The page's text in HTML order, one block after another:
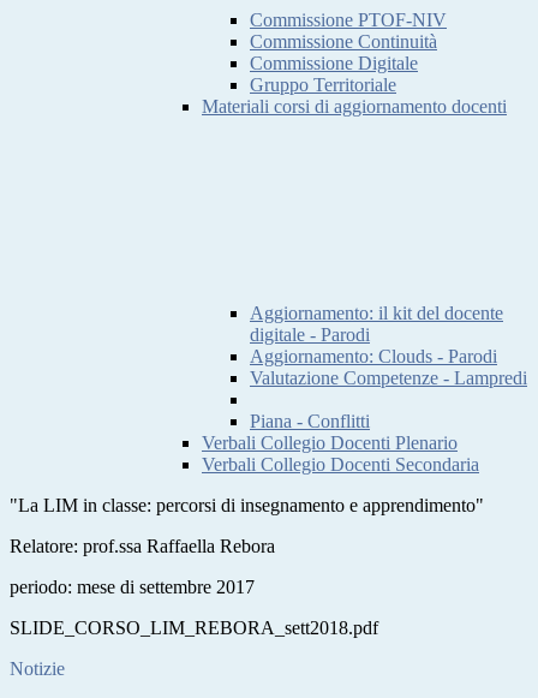
Commissione PTOF-NIV
Commissione Continuità
Commissione Digitale
Gruppo Territoriale
Materiali corsi di aggiornamento docenti
Aggiornamento: il kit del docente
digitale - Parodi
Aggiornamento: Clouds - Parodi
Valutazione Competenze - Lampredi
Piana - Conflitti
Verbali Collegio Docenti Plenario
Verbali Collegio Docenti Secondaria
"La LIM in classe: percorsi di insegnamento e apprendimento"
Relatore: prof.ssa Raffaella Rebora
periodo: mese di settembre 2017
SLIDE_CORSO_LIM_REBORA_sett2018.pdf
Notizie